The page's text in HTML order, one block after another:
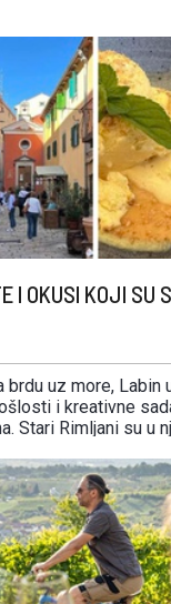
i sirevima. …
I OKUSI KOJI SU
brdu uz more, Labin
i kreativne
Stari Rimljani su u
rudari tunele i
razgledati, a